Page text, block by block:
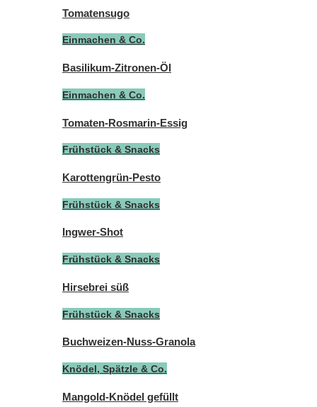
Tomatensugo
Einmachen & Co.
Basilikum-Zitronen-Öl
Einmachen & Co.
Tomaten-Rosmarin-Essig
Frühstück & Snacks
Karottengrün-Pesto
Frühstück & Snacks
Ingwer-Shot
Frühstück & Snacks
Hirsebrei süß
Frühstück & Snacks
Buchweizen-Nuss-Granola
Knödel, Spätzle & Co.
Mangold-Knödel gefüllt